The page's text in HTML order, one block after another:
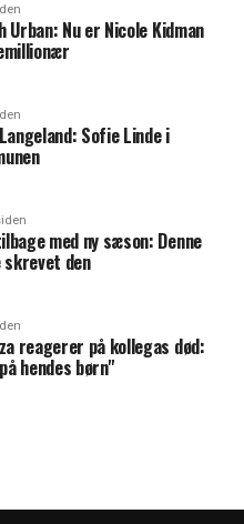
Nu er Nicole Kidman
Sofie Linde i
med ny sæson: Denne
skrevet den
reagerer på kollegas død:
hendes børn"